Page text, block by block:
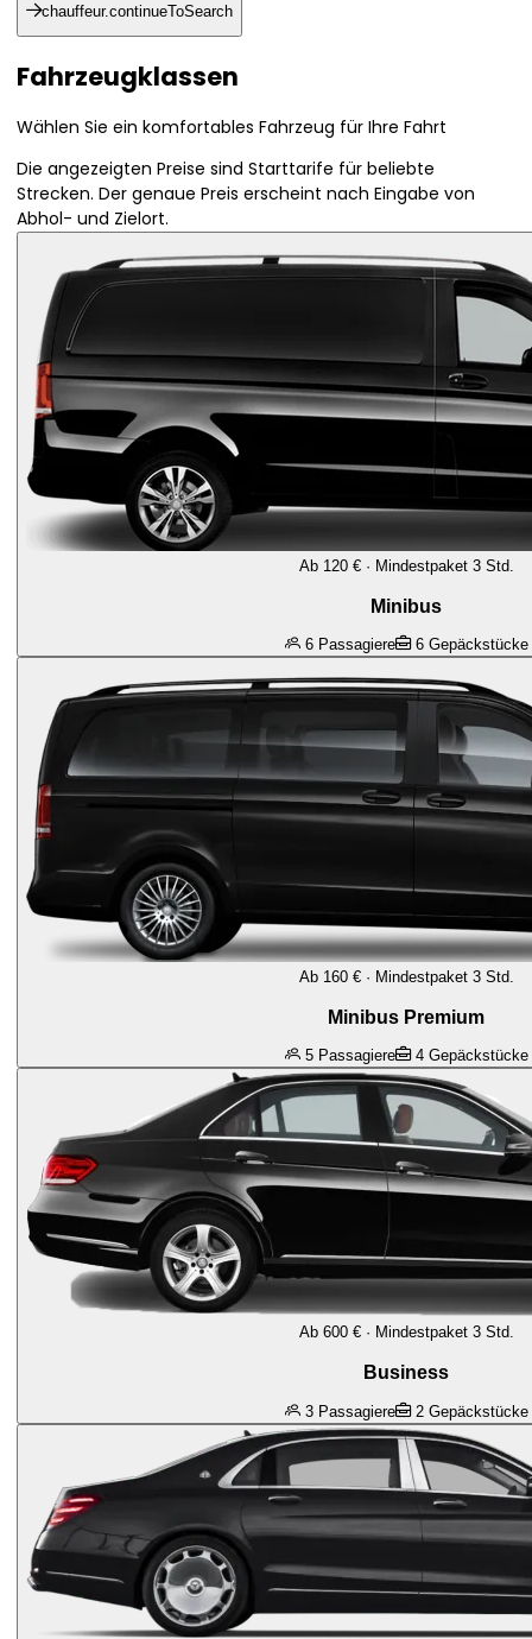
chauffeur.continueToSearch
Fahrzeugklassen
Wählen Sie ein komfortables Fahrzeug für Ihre Fahrt
Die angezeigten Preise sind Starttarife für beliebte
Strecken. Der genaue Preis erscheint nach Eingabe von
Abhol- und Zielort.
Ab 120 € · Mindestpaket 3 Std.
Minibus
6 Passagiere 6 Gepäckstücke
Ab 160 € · Mindestpaket 3 Std.
Minibus Premium
5 Passagiere 4 Gepäckstücke
Ab 600 € · Mindestpaket 3 Std.
Business
3 Passagiere 2 Gepäckstücke